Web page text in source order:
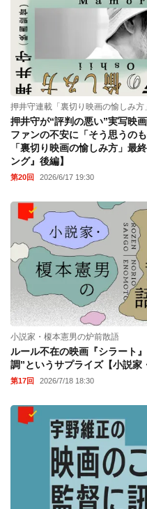
押井守連載「裏切り映画の愉しみ方」
押井守が“評判の悪い”実写映
ファンの不安に「そう思うの
「裏切り映画の愉しみ方」最
ング』後編】
第20回 2026/6/17 19:30
小説家・榎本憲男の炉前散語
ルール不在の映画『シラート
調”というサプライズ【小説家
第17回 2026/7/18 18:30